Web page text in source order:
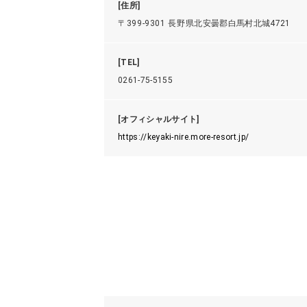
[住所]
〒399-9301 長野県北安曇郡白馬村北城4721
[TEL]
0261-75-5155
[オフィシャルサイト]
https://keyaki-nire.more-resort.jp/